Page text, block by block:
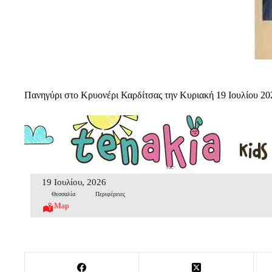
Πανηγύρι στο Κρυονέρι Καρδίτσας την Κυριακή 19 Ιουλίου
19 Ιουλίου, 2026
Θεσσαλία Περιφέρειες
Map